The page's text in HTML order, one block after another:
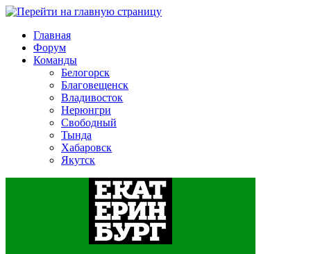
Главная
Форум
Команды
Белогорск
Благовещенск
Владивосток
Нерюнгри
Свободный
Тында
Хабаровск
Якутск